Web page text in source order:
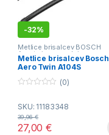
-32%
Metlice brisalcev BOSCH
Aerotwin - spredaj
Metlice brisalcev Bosch
Aero Twin A104S
u
t
f
(0)
SKU: 11183348
27,00€
39,96€